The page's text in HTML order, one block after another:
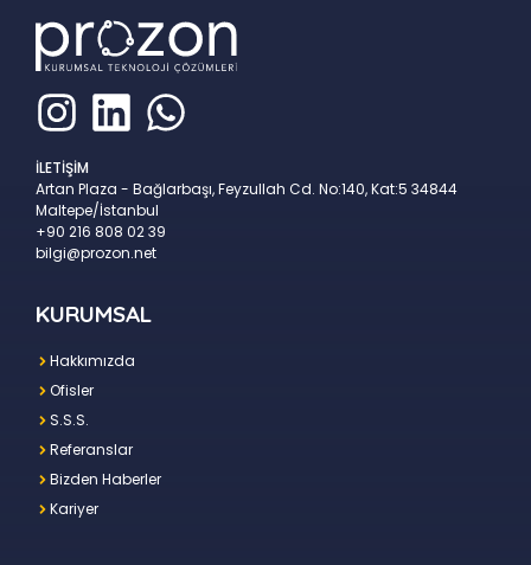
İLETİŞİM
Artan Plaza - Bağlarbaşı, Feyzullah Cd. No:140, Kat:5 34844
Maltepe/İstanbul
+90 216 808 02 39
bilgi@prozon.net
KURUMSAL
Hakkımızda
Ofisler
S.S.S.
Referanslar
Bizden Haberler
Kariyer